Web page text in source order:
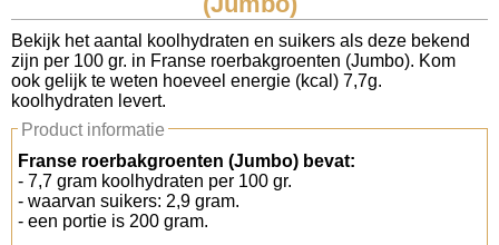
Koolhydraten tellen
Links
Bekijk het aantal koolhydraten en suikers als deze bekend
zijn per 100 gr. in Franse roerbakgroenten (Jumbo). Kom
ook gelijk te weten hoeveel energie (kcal) 7,7g.
koolhydraten levert.
Product informatie
Franse roerbakgroenten (Jumbo) bevat:
- 7,7 gram koolhydraten per 100 gr.
- waarvan suikers: 2,9 gram.
- een portie is 200 gram.